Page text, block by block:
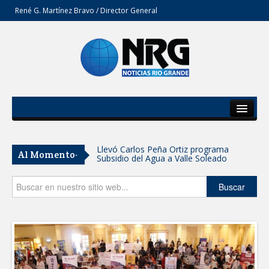
René G. Martínez Bravo / Director General
Del Estado
Secciones
Opinión
Al Momento- Llevó Carlos Peña Ortiz programa
Subsidio del Agua a Valle Soleado
Prepara DIF Tamaulipas actividades para
conmemorar el mes de las personas
ESCUELA DE MÚSICA DEL SISTEMA DIF
ABRE INSCRIPCIONES PARA EL CICLO
AGOSTO-DICIEMBRE
Disney reconoce a nivel mundial talento
de estudiante de la UAT
Buscar